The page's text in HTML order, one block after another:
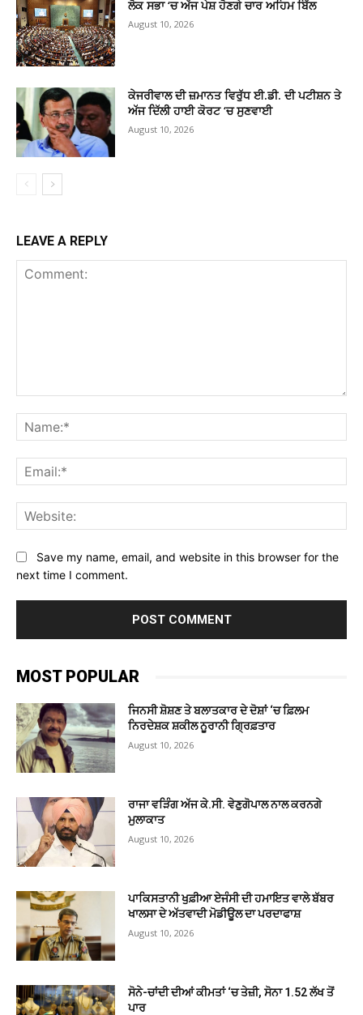
ਲੋਕ ਸਭਾ ‘ਚ ਅੱਜ ਪੇਸ਼ ਹੋਣਗੇ ਚਾਰ ਅਹਿਮ ਬਿੱਲ
August 10, 2026
ਕੇਜਰੀਵਾਲ ਦੀ ਜ਼ਮਾਨਤ ਵਿਰੁੱਧ ਈ.ਡੀ. ਦੀ ਪਟੀਸ਼ਨ ਤੇ
ਅੱਜ ਦਿੱਲੀ ਹਾਈ ਕੋਰਟ ‘ਚ ਸੁਣਵਾਈ
August 10, 2026
LEAVE A REPLY
Save my name, email, and website in this browser for the
next time I comment.
MOST POPULAR
ਜਿਨਸੀ ਸ਼ੋਸ਼ਣ ਤੇ ਬਲਾਤਕਾਰ ਦੇ ਦੋਸ਼ਾਂ ‘ਚ ਫ਼ਿਲਮ
ਨਿਰਦੇਸ਼ਕ ਸ਼ਕੀਲ ਨੂਰਾਨੀ ਗ੍ਰਿਫ਼ਤਾਰ
August 10, 2026
ਰਾਜਾ ਵੜਿੰਗ ਅੱਜ ਕੇ.ਸੀ. ਵੇਣੁਗੋਪਾਲ ਨਾਲ ਕਰਨਗੇ
ਮੁਲਾਕਾਤ
August 10, 2026
ਪਾਕਿਸਤਾਨੀ ਖੁਫ਼ੀਆ ਏਜੰਸੀ ਦੀ ਹਮਾਇਤ ਵਾਲੇ ਬੱਬਰ
ਖਾਲਸਾ ਦੇ ਅੱਤਵਾਦੀ ਮੋਡੀਊਲ ਦਾ ਪਰਦਾਫਾਸ਼
August 10, 2026
ਸੋਨੇ-ਚਾਂਦੀ ਦੀਆਂ ਕੀਮਤਾਂ ‘ਚ ਤੇਜ਼ੀ, ਸੋਨਾ 1.52 ਲੱਖ ਤੋਂ
ਪਾਰ